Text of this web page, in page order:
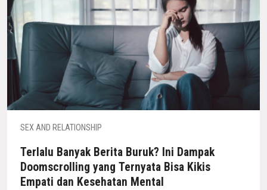
SEX AND RELATIONSHIP
Terlalu Banyak Berita Buruk? Ini Dampak
Doomscrolling yang Ternyata Bisa Kikis
Empati dan Kesehatan Mental